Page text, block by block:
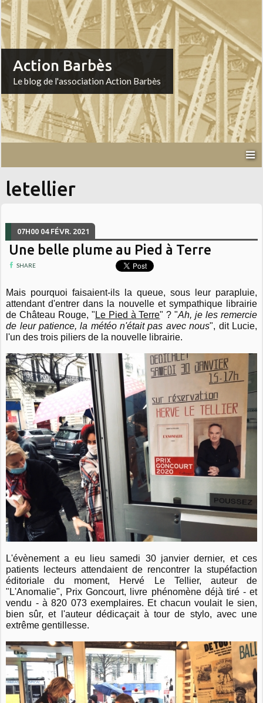
Action Barbès
Le blog de l'association Action Barbès
letellier
07H00 04 FÉVR. 2021
Une belle plume au Pied à Terre
SHARE
Mais pourquoi faisaient-ils la queue, sous leur parapluie,
attendant d'entrer dans la nouvelle et sympathique librairie
de Château Rouge, " Le Pied à Terre" ?"Ah, je les remercie
de leur patience, la météo n'était pas avec nous", dit Lucie,
l'un des trois piliers de la nouvelle librairie.
L'évènement a eu lieu samedi 30 janvier dernier, et ces
patients lecteurs attendaient de rencontrer la stupéfaction
éditoriale du moment, Hervé Le Tellier, auteur de
"L'Anomalie", Prix Goncourt, livre phénomène déjà tiré - et
vendu - à 820 073 exemplaires. Et chacun voulait le sien,
bien sûr, et l'auteur dédicaçait à tour de stylo, avec une
extrême gentillesse.